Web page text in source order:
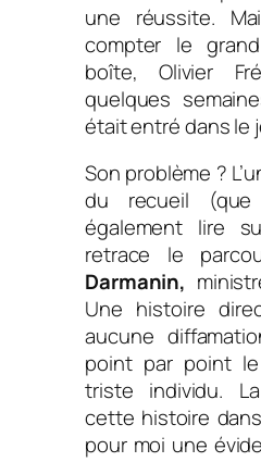
une réussite.
compter le
boîte, Olivier
quelques
était entré dans le
Son problème ?
du recueil (que
également lire
retrace le
Darmanin,
Une histoire
aucune
point par point le
triste individu.
cette histoire
pour moi une